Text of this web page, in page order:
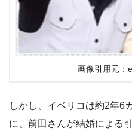
画像引用元：
しかし、イベリコは約2年6
に、前田さんが結婚による